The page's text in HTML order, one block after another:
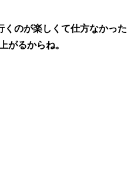
くのが楽しくて仕方なかった
がるからね。